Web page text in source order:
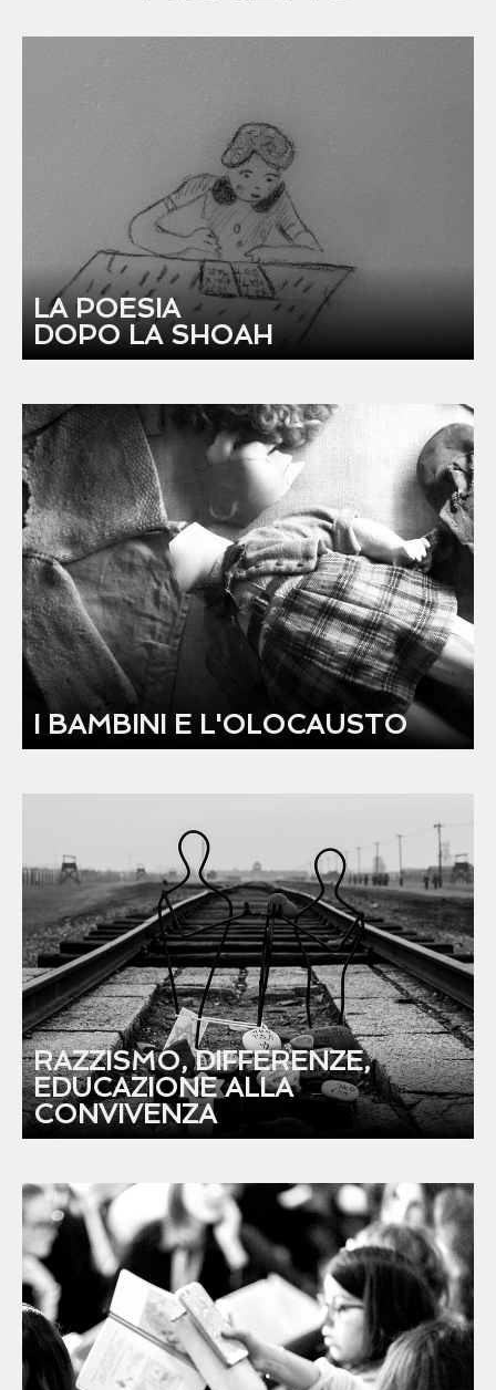
LA POESIA
DOPO LA SHOAH
I BAMBINI E L'OLOCAUSTO
RAZZISMO, DIFFERENZE,
EDUCAZIONE ALLA
CONVIVENZA